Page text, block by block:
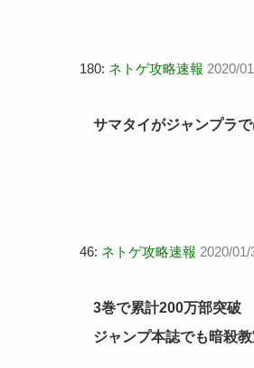
180: ネトゲ攻略速報 2020/
サマタイがジャンプラ
46: ネトゲ攻略速報 2020/
3巻で累計200万部突破
ジャンプ本誌でも暗殺